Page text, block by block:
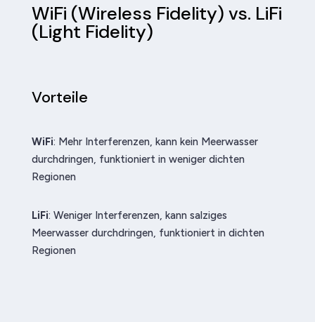
WiFi (Wireless Fidelity) vs. LiFi
(Light Fidelity)
Vorteile
WiFi: Mehr Interferenzen, kann kein Meerwasser
durchdringen, funktioniert in weniger dichten
Regionen
LiFi: Weniger Interferenzen, kann salziges
Meerwasser durchdringen, funktioniert in dichten
Regionen